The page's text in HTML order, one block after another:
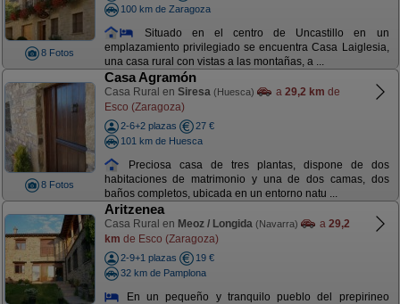
8 Fotos
100 km de Zaragoza
Situado en el centro de Uncastillo en un
emplazamiento privilegiado se encuentra Casa Laiglesia,
una casa rural con vistas a las montañas, a ...
8 Fotos
Casa Agramón
Casa Rural en Siresa (Huesca) a 29,2 km de
Esco (Zaragoza)
2-6+2 plazas
27 €
101 km de Huesca
Preciosa casa de tres plantas, dispone de dos
habitaciones de matrimonio y una de dos camas, dos
baños completos, ubicada en un entorno natu ...
Aritzenea
Casa Rural en Meoz / Longida (Navarra) a 29,2
km de Esco (Zaragoza)
2-9+1 plazas
19 €
32 km de Pamplona
En un pequeño y tranquilo pueblo del prepirineo